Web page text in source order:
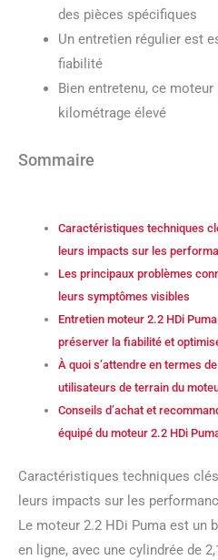
des pièces spécifiques
Un entretien régulier est essentiel pour préserver sa
fiabilité
Bien entretenu, ce moteur peut atteindre un
kilométrage élevé
Sommaire
Caractéristiques techniques clés du moteur 2.2 HDi Puma et
leurs impacts sur les
Les principaux problèmes connus du moteur 2.2 HDi Puma et
leurs symptômes visibles
Entretien moteur 2.2 HDi Puma : conseils pratiques pour
préserver la fiabilité et
À quoi s’attendre en termes de longévité et que disent les
utilisateurs de terrain du
Conseils d’achat et recommandations pour choisir un véhicule
équipé du moteur 2.2 HDi
Caractéristiques techniques
leurs impacts sur les
Le moteur 2.2 HDi Puma est un bloc diesel quatre cylindres
en ligne, avec une cylindrée de